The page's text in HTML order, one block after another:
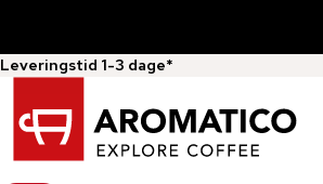
Leveringstid 1-3 dage*